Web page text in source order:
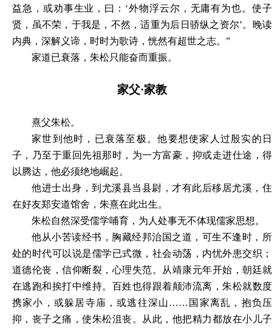
益急，或劝事生业，曰：‘外物浮云尔，无庸有为也。使子
贤，虽不荣，于我是，不然，适重为后日骄纵之资尔’。晚读
内典，深解义谛，时时为歌诗，恍然有超世之志。”
家道已衰落，朱松只能奋而重振。
家父·家教
熹父朱松。
家世到他时，已衰落至极。他要想使家人过殷实的日
子，乃至于重回先祖那时，为一方富豪，抑或走进仕途，得
以腾达，他必须绝地崛起。
他进士出身，到尤溪县当县尉，才有此后移居尤溪，住
在好友郑安道馆舍，朱熹在此出生。
朱松自然深受儒学哺育，为人处事无不体现儒家思想。
他从小苦读经书，胸藏经邦治国之道，可生不逢时，所
处的时代可以说是儒学已式微，社会动荡，内忧外患交织；
道德伦丧，信仰断裂，心理失范。从靖康元年开始，朝廷就
在逃跑和挨打中维持。百姓也得跟着颠沛流离，朱松就数度
携家小，或躲居寺庙，或逃往深山……国家离乱，抱负压
抑，丧子之痛，使朱松沮丧。从此，他把精力都放在小儿子